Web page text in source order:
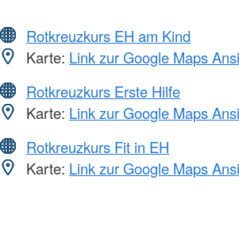
Rotkreuzkurs EH am Kind
Karte: Link zur Google Maps
Rotkreuzkurs Erste Hilfe
Karte: Link zur Google Maps
Rotkreuzkurs Fit in EH
Karte: Link zur Google Maps